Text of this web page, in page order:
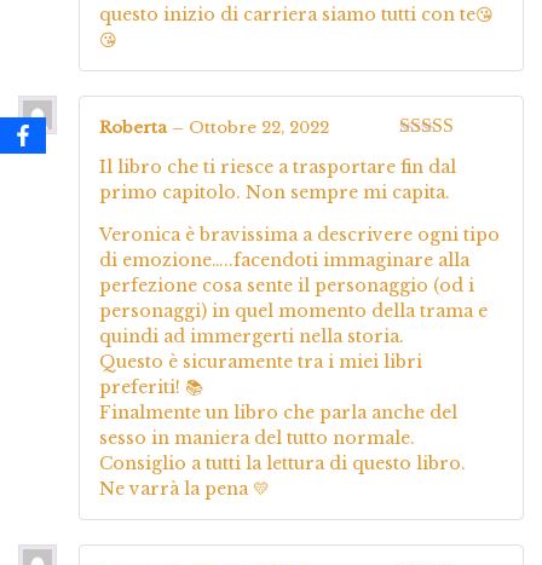
questo inizio di carriera siamo tutti con te😘
😘
Valutato
5
Roberta – Ottobre 22, 2022
Il libro che ti riesce a trasportare fin dal
primo capitolo. Non sempre mi capita.
Veronica è bravissima a descrivere ogni tipo
di emozione…..facendoti immaginare alla
perfezione cosa sente il personaggio (od i
personaggi) in quel momento della trama e
quindi ad immergerti nella storia.
Questo è sicuramente tra i miei libri
preferiti! 📚
Finalmente un libro che parla anche del
sesso in maniera del tutto normale.
Consiglio a tutti la lettura di questo libro.
Ne varrà la pena 💛